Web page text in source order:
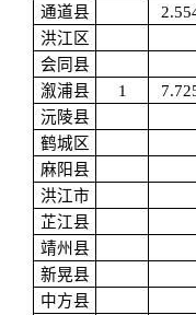
通道县
洪江区
会同县
溆浦县
1
沅陵县
鹤城区
麻阳县
洪江市
芷江县
靖州县
新晃县
中方县